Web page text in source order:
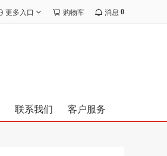
更多入口 购物车 消息 0
联系我们 客户服务